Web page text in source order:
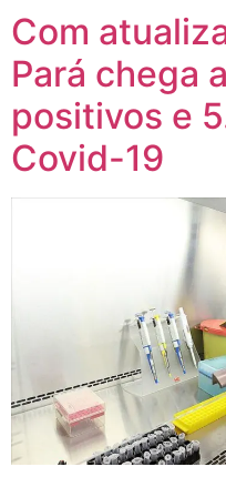
Com
Pará chega
positivos e
Covid-19